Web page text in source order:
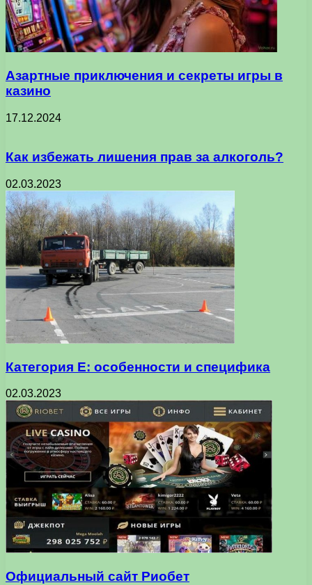
Азартные приключения и секреты игры в
казино
17.12.2024
Как избежать лишения прав за алкоголь?
02.03.2023
Категория Е: особенности и специфика
02.03.2023
Официальный сайт Риобет